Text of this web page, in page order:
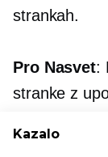
strankah.
Pro Nasvet:
stranke z
Kazalo